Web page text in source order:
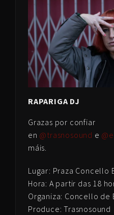
RAPARIGA DJ
Grazas por confiar
en @trasnosound e
máis.
Lugar: Praza Concello
Hora: A partir das 18
Organiza: Concello de
Produce: Trasnosound